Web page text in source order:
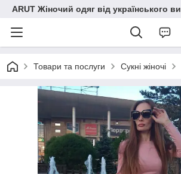
ARUT Жіночий одяг від українського
Товари та послуги Сукні жіночі